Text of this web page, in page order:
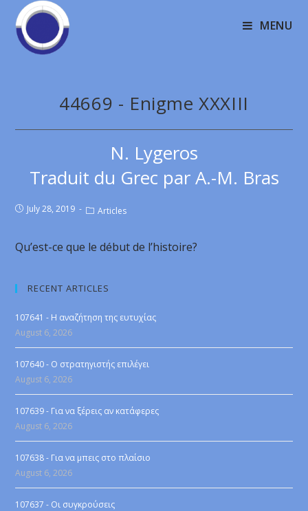
MENU
44669 - Enigme XXXIII
N. Lygeros
Traduit du Grec par A.-M. Bras
July 28, 2019 Articles
Qu’est-ce que le début de l’histoire?
RECENT ARTICLES
107641 - Η αναζήτηση της ευτυχίας
August 6, 2026
107640 - Ο στρατηγιστής επιλέγει
August 6, 2026
107639 - Για να ξέρεις αν κατάφερες
August 6, 2026
107638 - Για να μπεις στο πλαίσιο
August 6, 2026
107637 - Οι συγκρούσεις